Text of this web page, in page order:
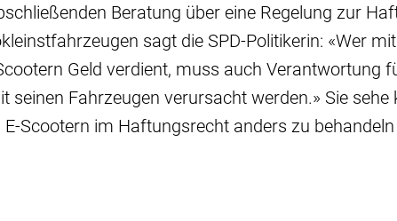
Beratung über eine Regelung zur
sagt die SPD-Politikerin: «Wer
Geld verdient, muss auch Verantwortung
seinen Fahrzeugen verursacht werden.» Sie sehe
Scootern im Haftungsrecht anders zu